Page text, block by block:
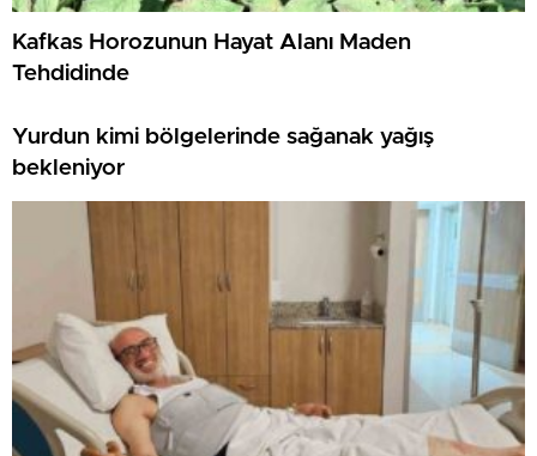
Kafkas Horozunun Hayat Alanı Maden
Tehdidinde
Yurdun kimi bölgelerinde sağanak yağış
bekleniyor